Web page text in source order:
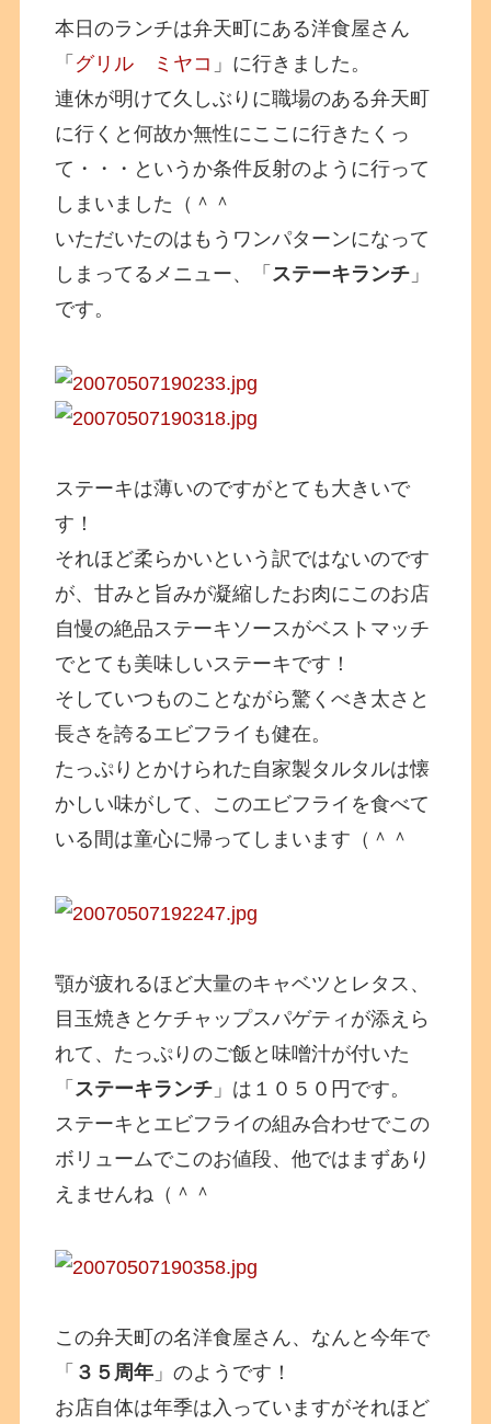
本日のランチは弁天町にある洋食屋さん
「 グリル ミヤコ 」に行きました。
連休が明けて久しぶりに職場のある弁天町
に行くと何故か無性にここに行きたくっ
て・・・というか条件反射のように行って
しまいました（＾＾
いただいたのはもうワンパターンになって
しまってるメニュー、「 ステーキランチ 」
です。
ステーキは薄いのですがとても大きいで
す！
それほど柔らかいという訳ではないのです
が、甘みと旨みが凝縮したお肉にこのお店
自慢の絶品ステーキソースがベストマッチ
でとても美味しいステーキです！
そしていつものことながら驚くべき太さと
長さを誇るエビフライも健在。
たっぷりとかけられた自家製タルタルは懐
かしい味がして、このエビフライを食べて
いる間は童心に帰ってしまいます（＾＾
顎が疲れるほど大量のキャベツとレタス、
目玉焼きとケチャップスパゲティが添えら
れて、たっぷりのご飯と味噌汁が付いた
「 ステーキランチ 」は１０５０円です。
ステーキとエビフライの組み合わせでこの
ボリュームでこのお値段、他ではまずあり
えませんね（＾＾
この弁天町の名洋食屋さん、なんと今年で
「 ３５周年 」のようです！
お店自体は年季は入っていますがそれほど